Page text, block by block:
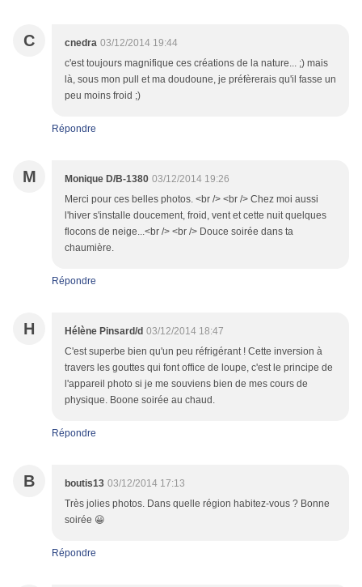
C cnedra 03/12/2014 19:44
c'est toujours magnifique ces créations de la nature... ;) mais
là, sous mon pull et ma doudoune, je préfèrerais qu'il fasse un
peu moins froid ;)
Répondre
M Monique D/B-1380 03/12/2014 19:26
Merci pour ces belles photos. <br /> <br /> Chez moi aussi
l'hiver s'installe doucement, froid, vent et cette nuit quelques
flocons de neige...<br /> <br /> Douce soirée dans ta
chaumière.
Répondre
H Hélène Pinsard/d 03/12/2014 18:47
C'est superbe bien qu'un peu réfrigérant ! Cette inversion à
travers les gouttes qui font office de loupe, c'est le principe de
l'appareil photo si je me souviens bien de mes cours de
physique. Boone soirée au chaud.
Répondre
B boutis13 03/12/2014 17:13
Très jolies photos. Dans quelle région habitez-vous ? Bonne
soirée 😀
Répondre